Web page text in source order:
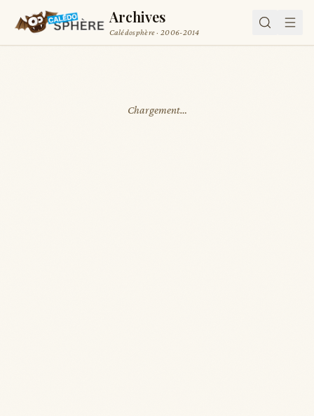
Archives
Calédosphère · 2006-2014
Chargement…